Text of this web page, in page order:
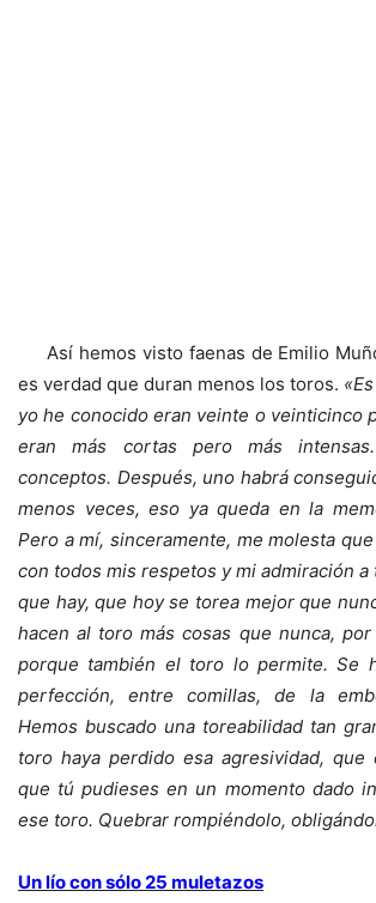
Así hemos visto faenas de Emilio
es verdad que duran menos los toros.
yo he conocido eran veinte o veinticinco
eran más cortas pero más
conceptos. Después, uno habrá
menos veces, eso ya queda en la
Pero a mí, sinceramente, me molesta
con todos mis respetos y mi admiración
que hay, que hoy se torea mejor que
hacen al toro más cosas que nunca,
porque también el toro lo permite. Se
perfección, entre comillas, de la
Hemos buscado una toreabilidad tan
toro haya perdido esa agresividad,
que tú pudieses en un momento dado
ese toro. Quebrar rompiéndolo,
Un lío con sólo 25 muletazos